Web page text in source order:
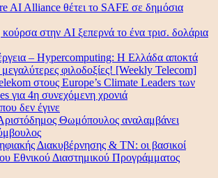
AI Alliance θέτει το SAFE σε δημόσια
στην AI ξεπερνά το ένα τρισ. δολάρια
– Ηypercomputing: Η Ελλάδα αποκτά
φιλοδοξίες! [Weekly Telecom]
στους Europe’s Climate Leaders των
για 4η συνεχόμενη χρονιά
δεν έγινε
Θωμόπουλος αναλαμβάνει
Διακυβέρνησης & ΤΝ: οι βασικοί
Εθνικού Διαστημικού Προγράμματος